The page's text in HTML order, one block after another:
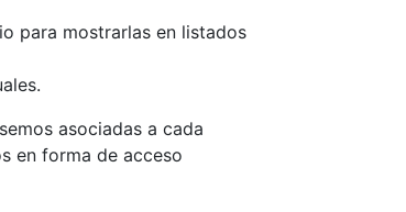
para mostrarlas en listados
asociadas a cada
en forma de acceso